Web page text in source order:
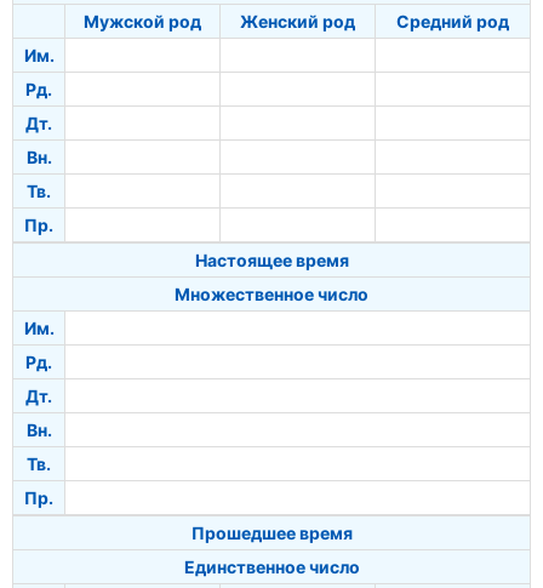
Мужской род
Женский род
Средний род
Им.
Рд.
Дт.
Вн.
Тв.
Пр.
Настоящее время
Множественное число
Им.
Рд.
Дт.
Вн.
Тв.
Пр.
Прошедшее время
Единственное число